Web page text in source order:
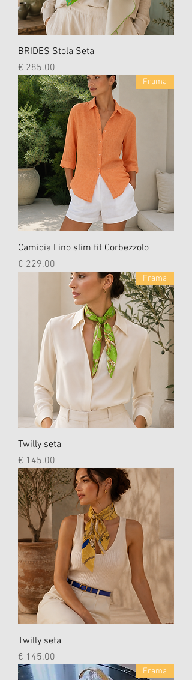
BRIDES Stola Seta
السعر
Frama
Camicia Lino slim fit Corbezzolo
السعر
Frama
Twilly seta
السعر
Twilly seta
السعر
Frama